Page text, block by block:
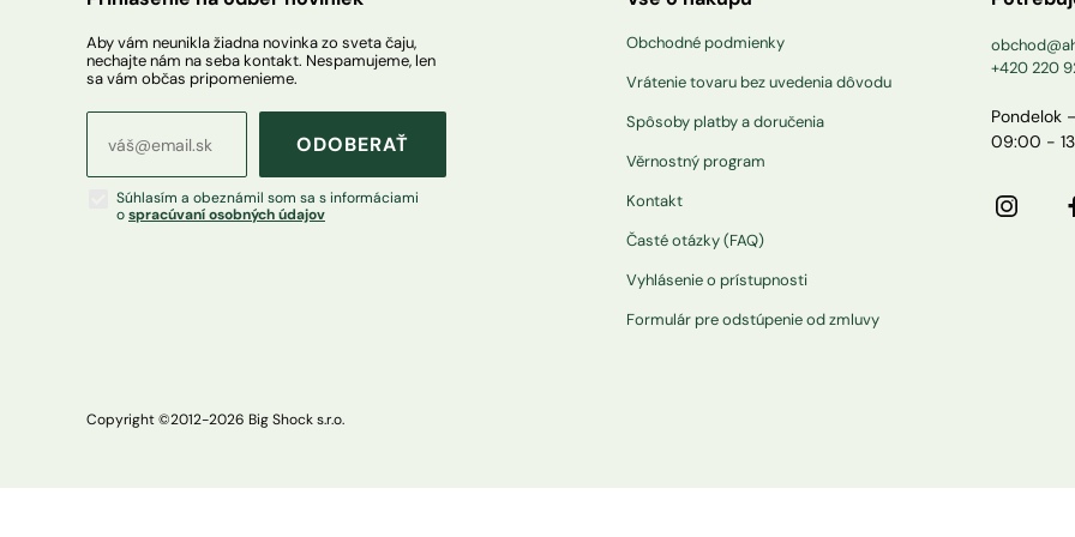
Aby vám neunikla žiadna novinka zo sveta čaju,
nechajte nám na seba kontakt. Nespamujeme, len
sa vám občas pripomenieme.
ODOBERAŤ
Súhlasím a obeznámil som sa s informáciami
ospracúvaní osobných údajov
Obchodné podmienky
Vrátenie tovaru bez uvedenia dôvodu
Spôsoby platby a doručenia
Věrnostný program
Kontakt
Časté otázky (FAQ)
Vyhlásenie o prístupnosti
Formulár pre odstúpenie od zmluvy
+420 220
Pondelok
09:00 -
Copyright ©2012-2026 Big Shock s.r.o.